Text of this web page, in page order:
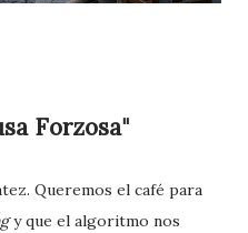
Forzosa"
Queremos el café para
y que el algoritmo nos